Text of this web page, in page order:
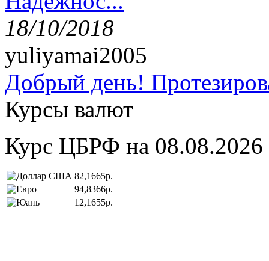
18/10/2018
yuliyamai2005
Добрый день!
Курсы валют
Курс ЦБРФ на 08.08.2026
82,1665р.
94,8366р.
12,1655р.